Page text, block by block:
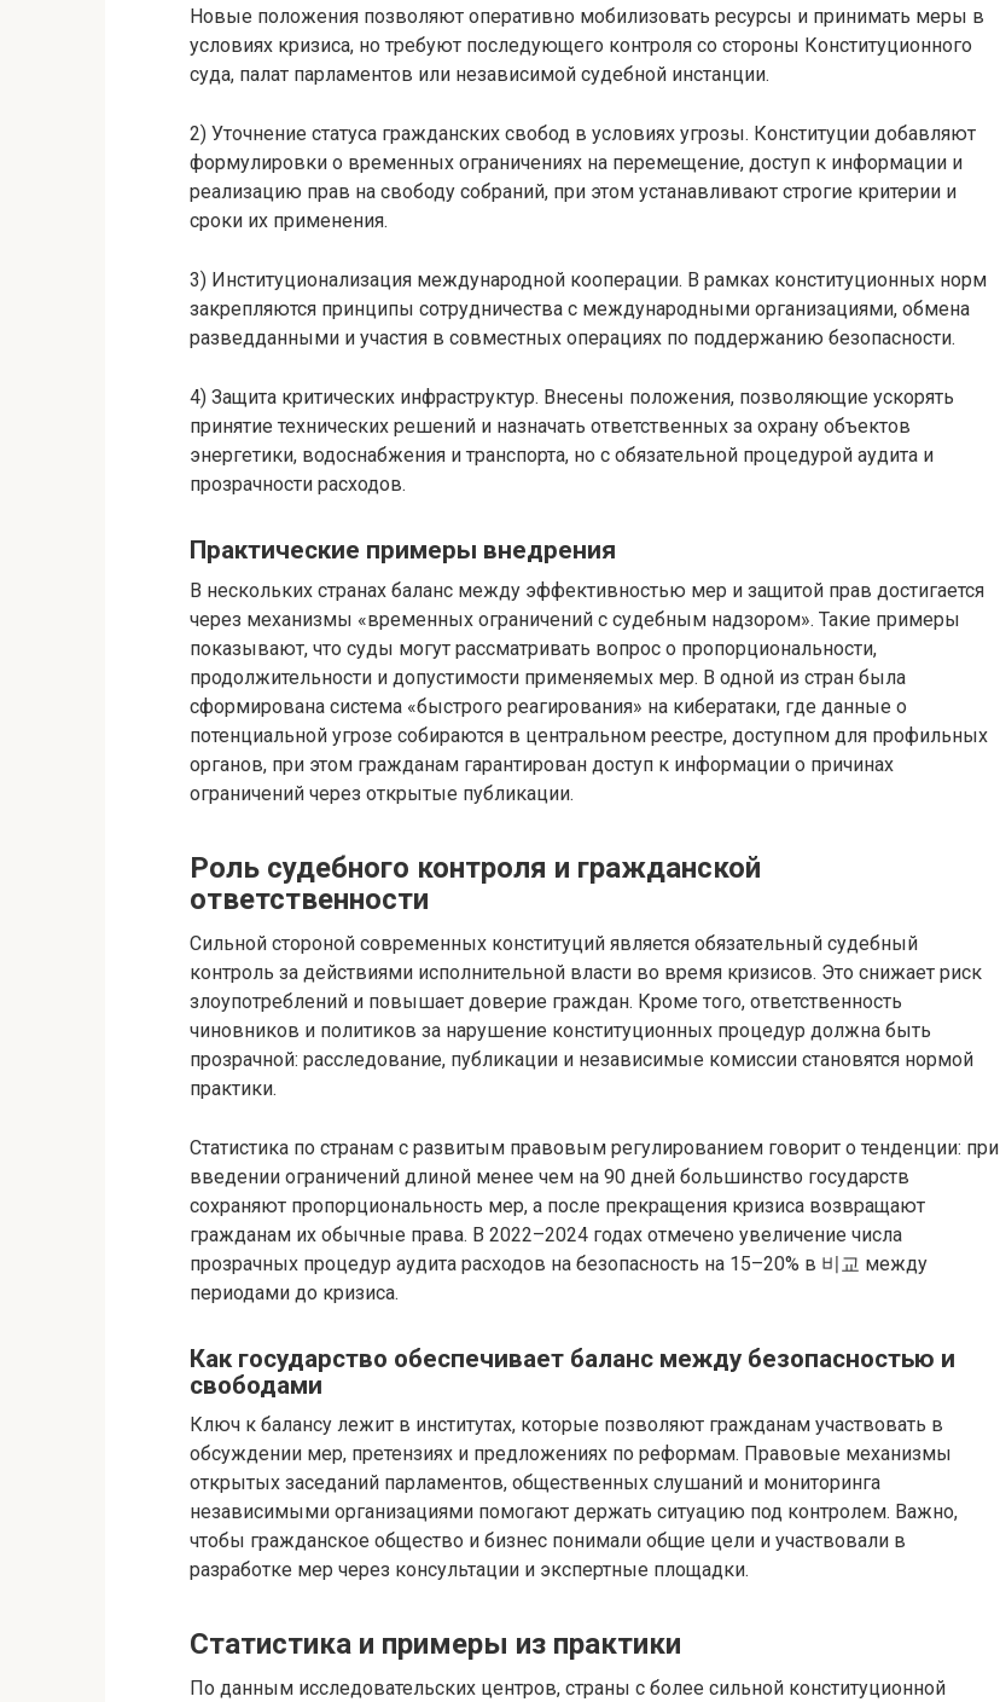
Новые положения позволяют оперативно мобилизовать ресурсы и принимать меры в
условиях кризиса, но требуют последующего контроля со стороны Конституционного
суда, палат парламентов или независимой судебной инстанции.
2) Уточнение статуса гражданских свобод в условиях угрозы. Конституции добавляют
формулировки о временных ограничениях на перемещение, доступ к информации и
реализацию прав на свободу собраний, при этом устанавливают строгие критерии и
сроки их применения.
3) Институционализация международной кооперации. В рамках конституционных норм
закрепляются принципы сотрудничества с международными организациями, обмена
разведданными и участия в совместных операциях по поддержанию безопасности.
4) Защита критических инфраструктур. Внесены положения, позволяющие ускорять
принятие технических решений и назначать ответственных за охрану объектов
энергетики, водоснабжения и транспорта, но с обязательной процедурой аудита и
прозрачности расходов.
Практические примеры внедрения
В нескольких странах баланс между эффективностью мер и защитой прав достигается
через механизмы «временных ограничений с судебным надзором». Такие примеры
показывают, что суды могут рассматривать вопрос о пропорциональности,
продолжительности и допустимости применяемых мер. В одной из стран была
сформирована система «быстрого реагирования» на кибератаки, где данные о
потенциальной угрозе собираются в центральном реестре, доступном для профильных
органов, при этом гражданам гарантирован доступ к информации о причинах
ограничений через открытые публикации.
Роль судебного контроля и гражданской
ответственности
Сильной стороной современных конституций является обязательный судебный
контроль за действиями исполнительной власти во время кризисов. Это снижает риск
злоупотреблений и повышает доверие граждан. Кроме того, ответственность
чиновников и политиков за нарушение конституционных процедур должна быть
прозрачной: расследование, публикации и независимые комиссии становятся нормой
практики.
Статистика по странам с развитым правовым регулированием говорит о тенденции: при
введении ограничений длиной менее чем на 90 дней большинство государств
сохраняют пропорциональность мер, а после прекращения кризиса возвращают
гражданам их обычные права. В 2022–2024 годах отмечено увеличение числа
прозрачных процедур аудита расходов на безопасность на 15–20% в 비교 между
периодами до кризиса.
Как государство обеспечивает баланс между безопасностью и
свободами
Ключ к балансу лежит в институтах, которые позволяют гражданам участвовать в
обсуждении мер, претензиях и предложениях по реформам. Правовые механизмы
открытых заседаний парламентов, общественных слушаний и мониторинга
независимыми организациями помогают держать ситуацию под контролем. Важно,
чтобы гражданское общество и бизнес понимали общие цели и участвовали в
разработке мер через консультации и экспертные площадки.
Статистика и примеры из практики
По данным исследовательских центров, страны с более сильной конституционной